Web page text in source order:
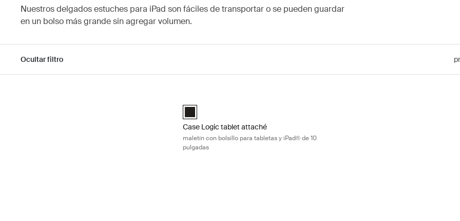
Nuestros delgados estuches para iPad son fáciles de transportar o se pueden guardar
en un bolso más grande sin agregar volumen.
Ocultar filtro
Case Logic iPad 10" Tablet Attaché with Pocket Negro (selected)
Case Logic tablet attaché
maletín con bolsillo para tabletas y iPad® de 10
pulgadas